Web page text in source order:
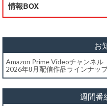
情報BOX
お
Amazon Prime Videoチャンネル
2026年8月配信作品ラインナッ
週間番